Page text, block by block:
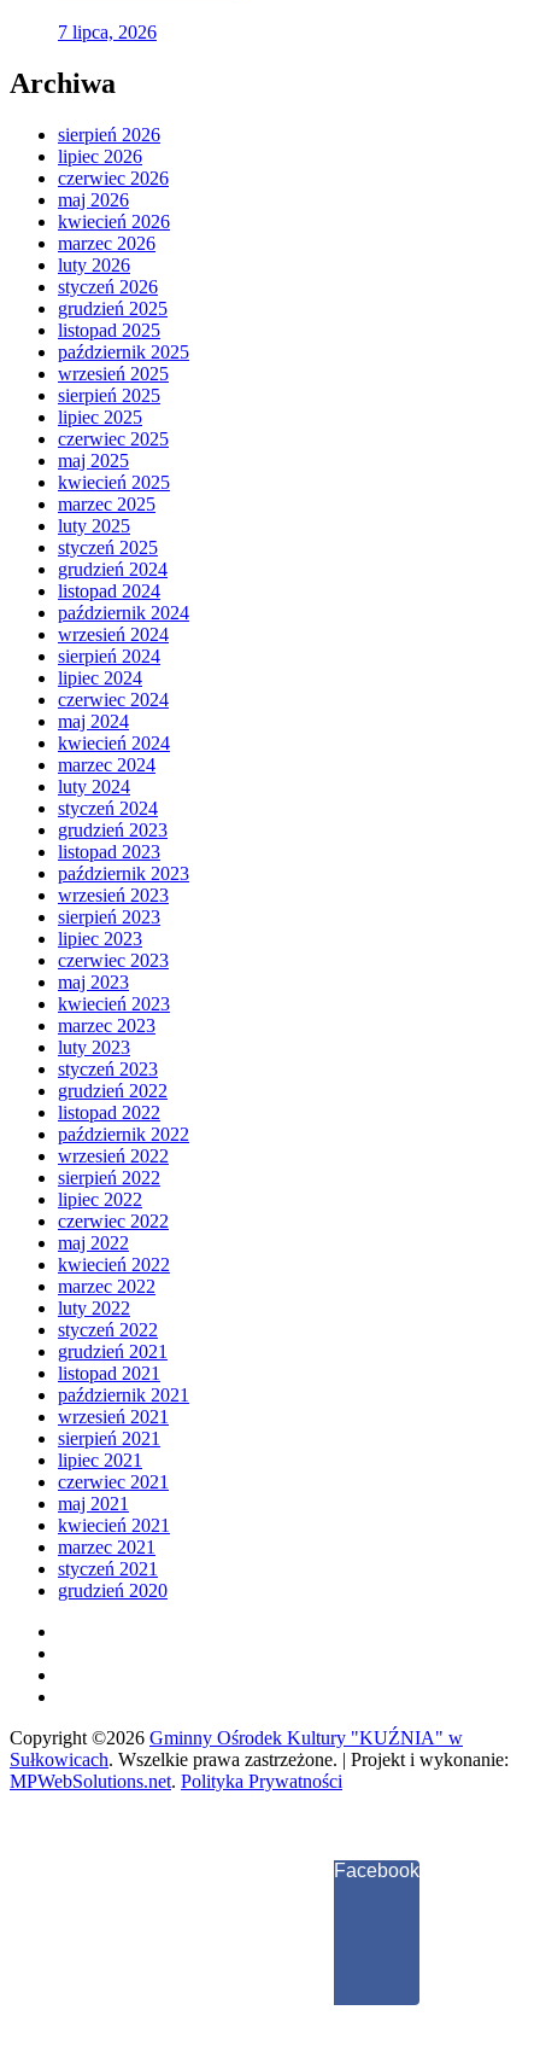
7 lipca, 2026
Archiwa
sierpień 2026
lipiec 2026
czerwiec 2026
maj 2026
kwiecień 2026
marzec 2026
luty 2026
styczeń 2026
grudzień 2025
listopad 2025
październik 2025
wrzesień 2025
sierpień 2025
lipiec 2025
czerwiec 2025
maj 2025
kwiecień 2025
marzec 2025
luty 2025
styczeń 2025
grudzień 2024
listopad 2024
październik 2024
wrzesień 2024
sierpień 2024
lipiec 2024
czerwiec 2024
maj 2024
kwiecień 2024
marzec 2024
luty 2024
styczeń 2024
grudzień 2023
listopad 2023
październik 2023
wrzesień 2023
sierpień 2023
lipiec 2023
czerwiec 2023
maj 2023
kwiecień 2023
marzec 2023
luty 2023
styczeń 2023
grudzień 2022
listopad 2022
październik 2022
wrzesień 2022
sierpień 2022
lipiec 2022
czerwiec 2022
maj 2022
kwiecień 2022
marzec 2022
luty 2022
styczeń 2022
grudzień 2021
listopad 2021
październik 2021
wrzesień 2021
sierpień 2021
lipiec 2021
czerwiec 2021
maj 2021
kwiecień 2021
marzec 2021
styczeń 2021
grudzień 2020
Copyright ©2026 Gminny Ośrodek Kultury "KUŹNIA" w
Sułkowicach. Wszelkie prawa zastrzeżone. | Projekt i wykonanie:
MPWebSolutions.net. Polityka Prywatności
Facebook